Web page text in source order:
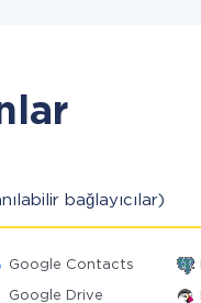
bağlayıcılar)
Google Contacts
Google Drive